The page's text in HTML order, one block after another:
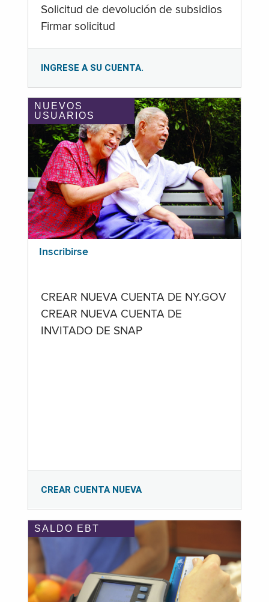
Solicitud de devolución de subsidios
Firmar solicitud
INGRESE A SU CUENTA.
NUEVOS
USUARIOS
Inscribirse
CREAR NUEVA CUENTA DE NY.GOV
CREAR NUEVA CUENTA DE
INVITADO DE SNAP
CREAR CUENTA NUEVA
SALDO EBT